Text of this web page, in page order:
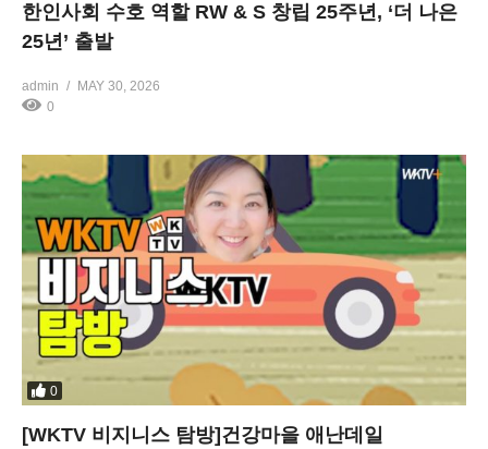
한인사회 수호 역할 RW & S 창립 25주년, ‘더 나은
25년’ 출발
admin
MAY 30, 2026
0
0
[WKTV 비지니스 탐방]건강마을 애난데일